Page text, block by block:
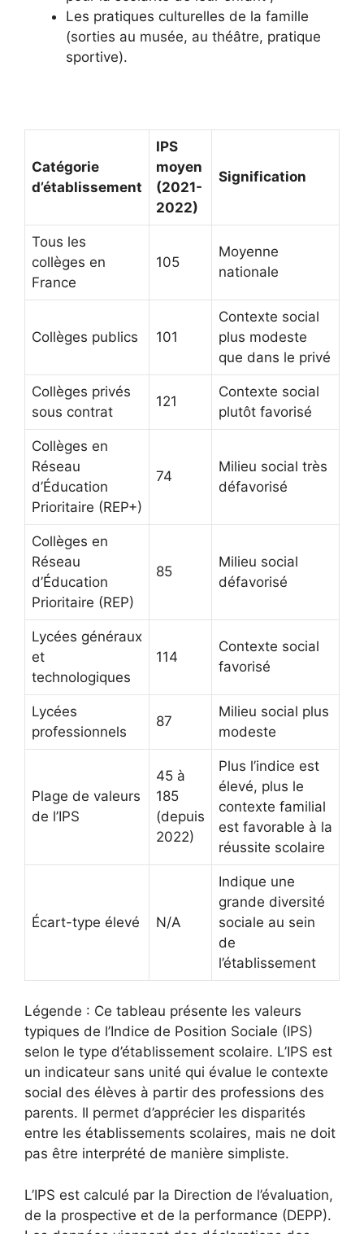
Les pratiques culturelles de la famille
(sorties au musée, au théâtre, pratique
sportive).
Catégorie
d’établissement
IPS
moyen
(2021-
2022)
Signification
Tous les
collèges en
France
105
Moyenne
nationale
Collèges publics 101
Contexte social
plus modeste
que dans le privé
Collèges privés
sous contrat
121
Contexte social
plutôt favorisé
Collèges en
Réseau
d’Éducation
Prioritaire (REP+)
74
Milieu social très
défavorisé
Collèges en
Réseau
d’Éducation
Prioritaire (REP)
85
Milieu social
défavorisé
Lycées généraux
et
technologiques
114
Contexte social
favorisé
Lycées
professionnels
87
Milieu social plus
modeste
Plage de valeurs
de l’IPS
45 à
185
(depuis
2022)
Plus l’indice est
élevé, plus le
contexte familial
est favorable à la
réussite scolaire
Écart-type élevé N/A
Indique une
grande diversité
sociale au sein
de
l’établissement
Légende : Ce tableau présente les valeurs
typiques de l’Indice de Position Sociale (IPS)
selon le type d’établissement scolaire. L’IPS est
un indicateur sans unité qui évalue le contexte
social des élèves à partir des professions des
parents. Il permet d’apprécier les disparités
entre les établissements scolaires, mais ne doit
pas être interprété de manière simpliste.
L’IPS est calculé par la Direction de l’évaluation,
de la prospective et de la performance (DEPP).